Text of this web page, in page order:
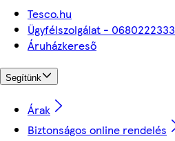
Tesco.hu
Ügyfélszolgálat - 0680222333
Áruházkereső
Segítünk
Árak
Biztonságos online rendelés